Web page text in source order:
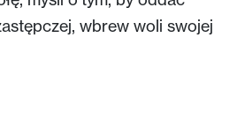
wbrew woli swojej